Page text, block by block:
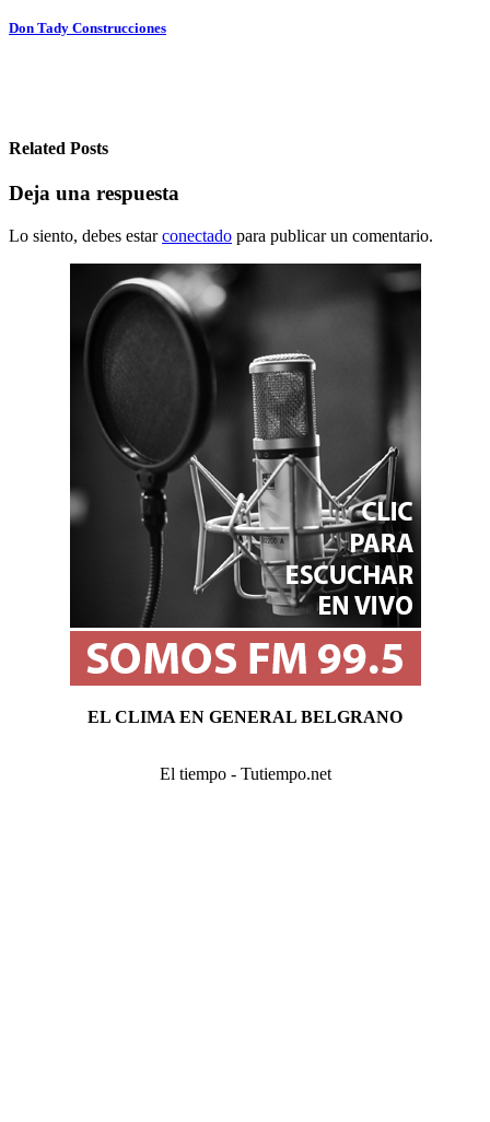
Navegación
Don Tady Construcciones
Related Posts
Deja una respuesta
Lo siento, debes estarconectado para publicar un comentario.
EL CLIMA EN GENERAL BELGRANO
El tiempo - Tutiempo.net